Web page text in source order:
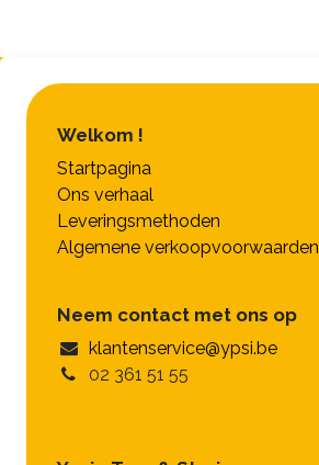
Welkom !
Startpagina
Ons verhaal
Leveringsmethoden
Algemene verkoopvoorwaarden
Neem contact met ons op
klantenservice@ypsi.be
02 361 51 55